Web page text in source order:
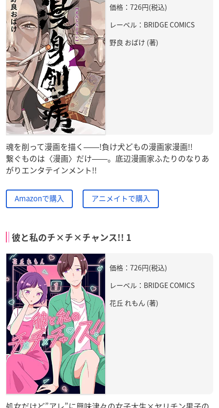
価格：726円(税込)
レーベル：BRIDGE COMICS
野良 おばけ (著)
魂を削って漫画を描く――!負け犬どもの漫画家漫画!!
繋ぐものは〈漫画〉だけ――。底辺漫画家ふたりのなりあ
がりエンタテインメント!!
Amazonで購入 アニメイトで購入
彼と私のチ×チ×チャンス!! 1
価格：726円(税込)
レーベル：BRIDGE COMICS
花丘 れもん (著)